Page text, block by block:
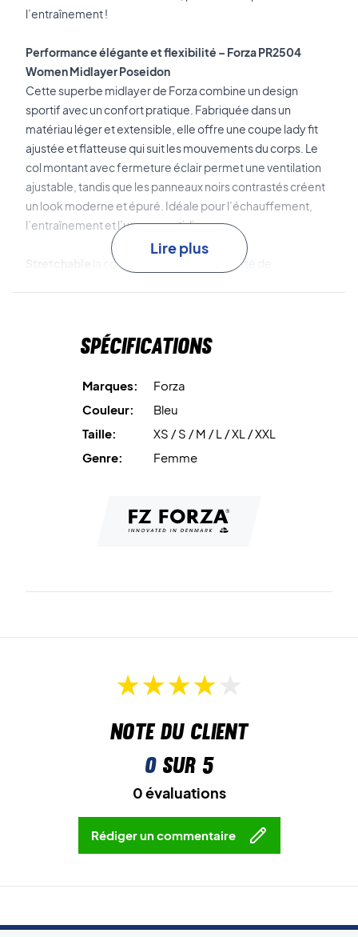
l’entraînement !
Performance élégante et flexibilité – Forza PR2504
Women Midlayer Poseidon
Cette superbe midlayer de Forza combine un design
sportif avec un confort pratique. Fabriquée dans un
matériau léger et extensible, elle offre une coupe lady fit
ajustée et flatteuse qui suit les mouvements du corps. Le
col montant avec fermeture éclair permet une ventilation
ajustable, tandis que les panneaux noirs contrastés créent
un look moderne et épuré. Idéale pour l’échauffement,
l’entraînement et l’usage quotidien.
la construction offre une liberté de
Anti Pillinggarantit que le tissu reste lisse et soigné –
le traitement empêche le rétrécissement,
assurant une coupe parfaite saison après saison.
Choisissez confort et contrôle – commandez dès
Matière : 92 % polyester recyclé / 8 % élasthanne.
Lire plus
Spécifications
Marques:
Forza
Couleur:
Bleu
Taille:
XS / S / M / L / XL / XXL
Genre:
Femme
Note du client
0sur 5
0 évaluations
Rédiger un commentaire